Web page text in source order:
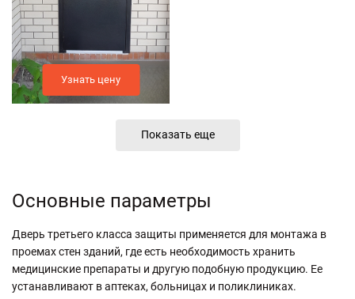
Узнать цену
Показать еще
Основные параметры
Дверь третьего класса защиты применяется для монтажа в
проемах стен зданий, где есть необходимость хранить
медицинские препараты и другую подобную продукцию. Ее
устанавливают в аптеках, больницах и поликлиниках.